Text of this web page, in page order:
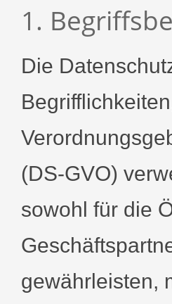
1.
Die
(DS-GVO)
sowohl für die
gewährleisten,